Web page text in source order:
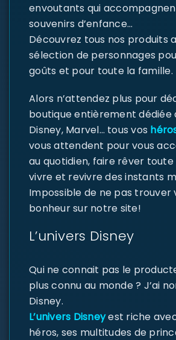
envoutants qui
souvenirs d’enfance…
Découvrez tous nos produits
sélection de personnages
goûts et pour toute la famille.
Alors n’attendez plus pour
boutique entièrement dédiée
Disney, Marvel… tous vos
vous attendent pour vous
au quotidien, faire rêver
vivre et revivre des instants
Impossible de ne pas trouver
bonheur sur notre site!
L’univers Disney
Qui ne connait pas le
plus connu au monde ? J’ai
Disney.
L’univers Disneyest riche
héros, ses multitudes de